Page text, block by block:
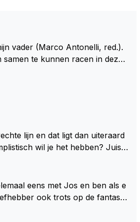
vader (Marco Antonelli, red.).
te kunnen racen in dezelf
Max én Jos? ;)
lijn en dat ligt dan uiteraard
wil je het hebben? Juist i
Bull bochtgrip opgegeven voor t
vaker gebeurd is, zeker met V
eens met Jos en ben als e
ook trots op de fantastis